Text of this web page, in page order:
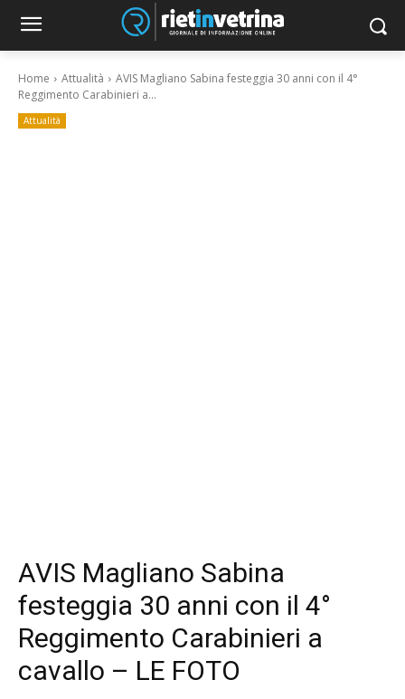
Home Attualità
AVIS Magliano Sabina festeggia 30 anni con il 4°
Reggimento Carabinieri a...
Attualità
AVIS Magliano Sabina
festeggia 30 anni con il 4°
Reggimento Carabinieri a
cavallo – LE FOTO